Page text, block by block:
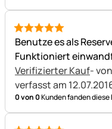
5 von 5
Benutze es als
Funktioniert
Verifizierter Kauf-
verfasst am
0 von 0Kunden fanden